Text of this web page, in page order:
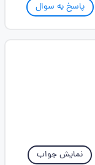
پاسخ به سوال
نمایش جواب